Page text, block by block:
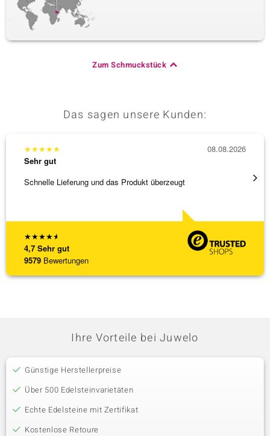
Zum Schmuckstück
Das sagen unsere Kunden:
★★★★★
4,7 Sehr gut
9579 Bewertungen
★★★★★
Sehr gut
Schnelle Lieferung und das Produkt überzeugt
08.08.2026
Ihre Vorteile bei Juwelo
Günstige Herstellerpreise
Über 500 Edelsteinvarietäten
Echte Edelsteine mit Zertifikat
Kostenlose Retoure